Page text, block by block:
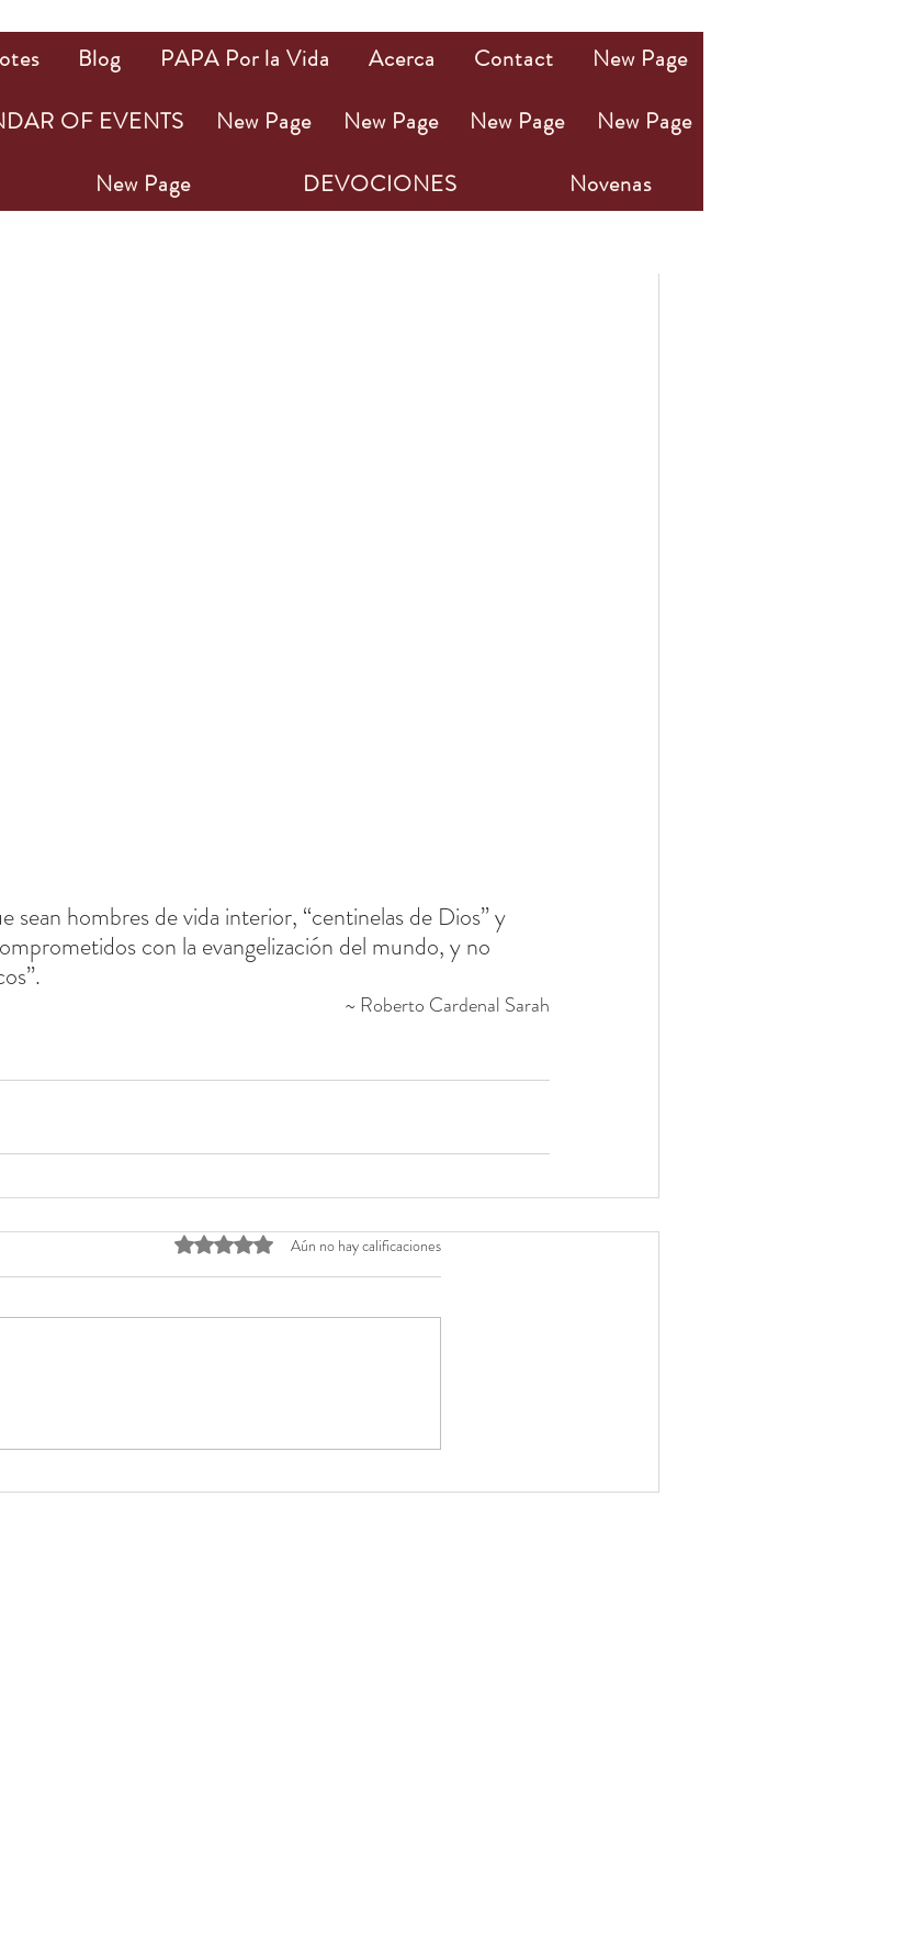
sean hombres de vida interior, “centinelas de Dios” y
con la evangelización del mundo, y no
~ Roberto Cardenal Sarah
Obtuvo 0 de 5 estrellas.Aún no hay calificaciones
Blog PAPA Por la Vida Acerca Contact
New Page
OF EVENTS New Page New Page New Page
New Page
New Page DEVOCIONES Novenas